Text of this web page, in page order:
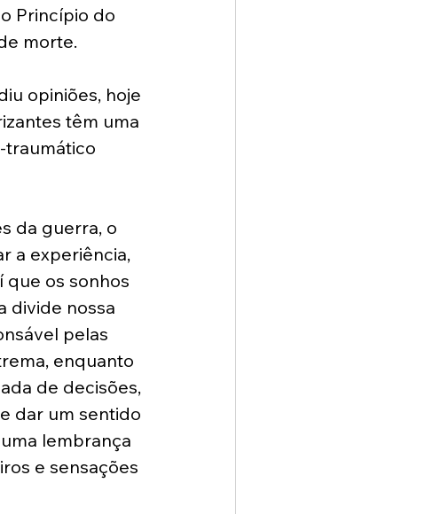
Princípio do
morte.
opiniões, hoje
têm uma
traumático
da guerra, o
a experiência,
que os sonhos
divide nossa
pelas
enquanto
de decisões,
dar um sentido
lembrança
e sensações